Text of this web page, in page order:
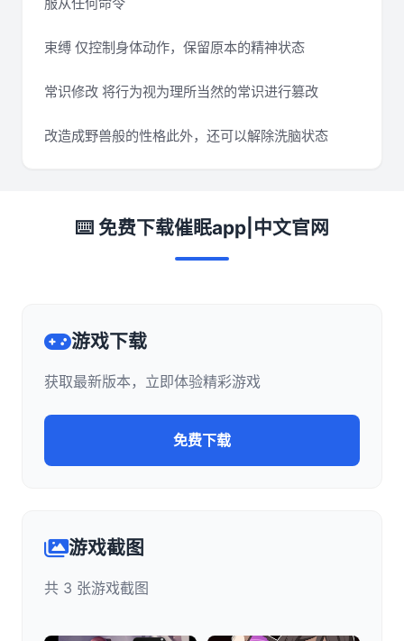
束缚 仅控制身体动作，保留原本的精神状态
常识修改 将行为视为理所当然的常识进行篡改
改造成野兽般的性格此外，还可以解除洗脑状态
⌨️ 免费下载催眠app|中文官网
游戏下载
获取最新版本，立即体验精彩游戏
免费下载
游戏截图
共 3 张游戏截图